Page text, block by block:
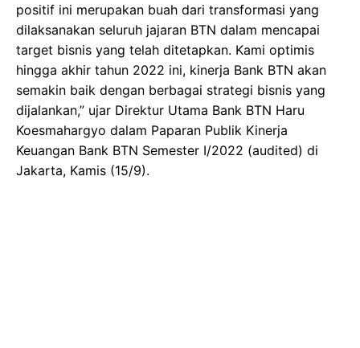
positif ini merupakan buah dari transformasi yang
dilaksanakan seluruh jajaran BTN dalam mencapai
target bisnis yang telah ditetapkan. Kami optimis
hingga akhir tahun 2022 ini, kinerja Bank BTN akan
semakin baik dengan berbagai strategi bisnis yang
dijalankan,” ujar Direktur Utama Bank BTN Haru
Koesmahargyo dalam Paparan Publik Kinerja
Keuangan Bank BTN Semester I/2022 (audited) di
Jakarta, Kamis (15/9).